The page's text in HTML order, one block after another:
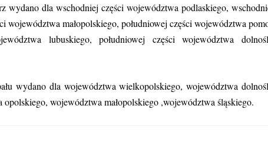
wydano dla wschodniej części województwa podlaskiego,
województwa małopolskiego, południowej części województwa
lubuskiego, południowej części województwa
wydano dla województwa wielkopolskiego, województwa
województwa małopolskiego ,województwa śląskiego.